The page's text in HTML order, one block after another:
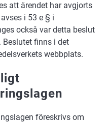
att ärendet har avgjorts
i 53 e § i
också var detta beslut
finns i det
webbplats.
föreskrivs om